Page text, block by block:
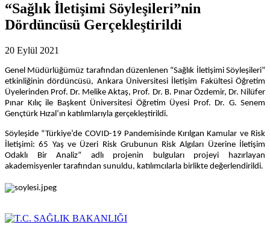
“Sağlık İletişimi Söyleşileri”nin
Dördüncüsü Gerçekleştirildi
20 Eylül 2021
Genel Müdürlüğümüz tarafından düzenlenen “Sağlık İletişimi Söyleşileri”
etkinliğinin dördüncüsü, Ankara Üniversitesi İletişim Fakültesi Öğretim
Üyelerinden Prof. Dr. Melike Aktaş, Prof. Dr. B. Pınar Özdemir, Dr. Nilüfer
Pınar Kılıç ile Başkent Üniversitesi Öğretim Üyesi Prof. Dr. G. Senem
Gençtürk Hızal’ın katılımlarıyla gerçekleştirildi.
Söyleşide “Türkiye’de COVID-19 Pandemisinde Kırılgan Kamular ve Risk
İletişimi: 65 Yaş ve Üzeri Risk Grubunun Risk Algıları Üzerine İletişim
Odaklı Bir Analiz” adlı projenin bulguları projeyi hazırlayan
akademisyenler tarafından sunuldu, katılımcılarla birlikte değerlendirildi.